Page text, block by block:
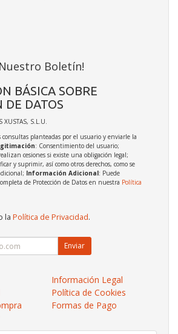
Boletín!
BÁSICA SOBRE
DE DATOS
XUSTAS, S.L.U.
consultas planteadas por el usuario y enviarle la
: Consentimiento del usuario;
cesiones si existe una obligación legal;
y suprimir, así como otros derechos, como se
Información Adicional: Puede
de Protección de Datos en nuestra Política
la Política de Privacidad.
Enviar
Información Legal
Política de Cookies
Formas de Pago